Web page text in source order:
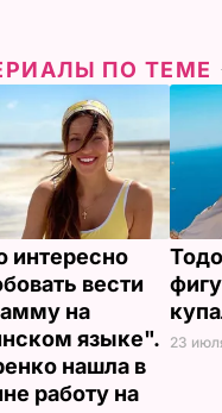
ПО ТЕМЕ
интересно
вести
на
языке".
нашла в
работу на
23